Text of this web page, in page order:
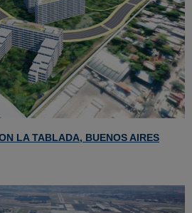
LA TABLADA, BUENOS AIRES